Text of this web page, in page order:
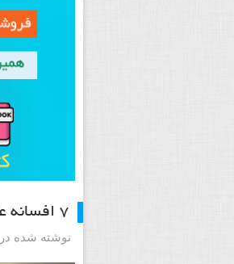
۷ افسانه عکاسی
نوشته شده در ۴ آبان ۱۳۹۶